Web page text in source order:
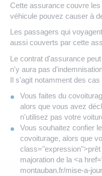
Cette assurance couvre
véhicule pouvez causer à
Les passagers qui
aussi couverts par cette
Le contrat d'assurance
n'y aura pas
Il s'agit notamment des cas
Vous faites du
alors que vous avez
n'utilisez pas votre
Vous souhaitez confier
covoiturage, alors que
majoration de la <a
montauban.fr/mise-a-